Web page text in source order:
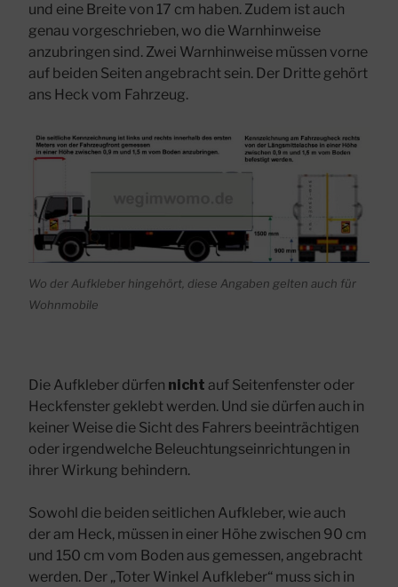
und eine Breite von 17 cm haben. Zudem ist auch
genau vorgeschrieben, wo die Warnhinweise
anzubringen sind. Zwei Warnhinweise müssen vorne
auf beiden Seiten angebracht sein. Der Dritte gehört
ans Heck vom Fahrzeug.
Wo der Aufkleber hingehört, diese Angaben gelten auch für
Wohnmobile
Die Aufkleber dürfen nicht auf Seitenfenster oder
Heckfenster geklebt werden. Und sie dürfen auch in
keiner Weise die Sicht des Fahrers beeinträchtigen
oder irgendwelche Beleuchtungseinrichtungen in
ihrer Wirkung behindern.
Sowohl die beiden seitlichen Aufkleber, wie auch
der am Heck, müssen in einer Höhe zwischen 90 cm
und 150 cm vom Boden aus gemessen, angebracht
werden. Der „Toter Winkel Aufkleber“ muss sich in